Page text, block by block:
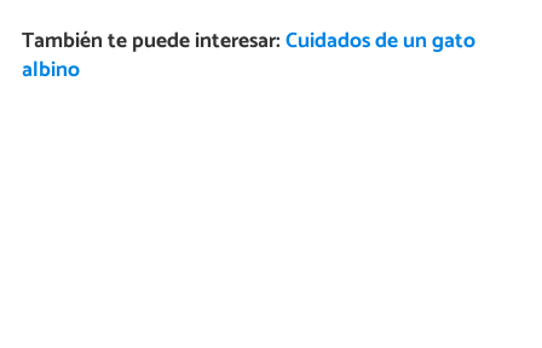
También te puede interesar:Cuidados de un gato
albino